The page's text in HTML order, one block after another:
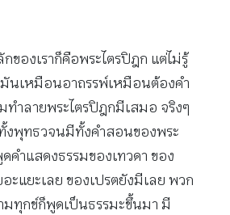
ของเราก็คือพระไตรปิฎก แต่ไม่รู้
มันเหมือนอาถรรพ์เหมือนต้องคำ
ำลายพระไตรปิฎกมีเสมอ จริงๆ
งพุทธวจนมีทั้งคำสอนของพระ
ดคำแสดงธรรมของเทวดา ของ
อะแยะเลย ของเปรตยังมีเลย พวก
มทุกข์ก็พูดเป็นธรรมะขึ้นมา มี